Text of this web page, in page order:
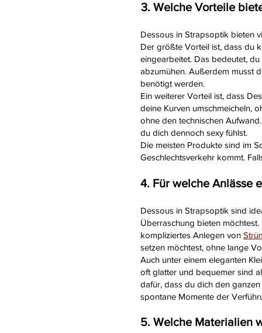
3. Welche Vorteile
Dessous in Strapsoptik bieten
Der größte Vorteil ist, dass du
eingearbeitet. Das bedeutet,
abzumühen. Außerdem musst
benötigt werden.
Ein weiterer Vorteil ist, dass
deine Kurven umschmeicheln,
ohne den technischen
du dich dennoch sexy fühlst.
Die meisten Produkte sind im
Geschlechtsverkehr kommt.
4. Für welche Anlässe
Dessous in Strapsoptik sind
Überraschung bieten
kompliziertes Anlegen von
setzen möchtest, ohne lange
Auch unter einem eleganten
oft glatter und bequemer sind
dafür, dass du dich den
spontane Momente der
5. Welche Materialien